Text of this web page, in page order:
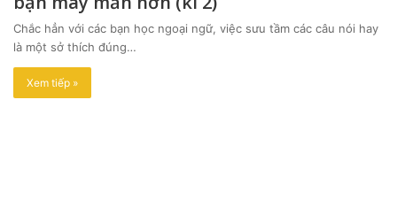
Chắc hẳn với các bạn học ngoại ngữ, việc sưu tầm các câu nói hay
là một sở thích đúng…
Xem tiếp »